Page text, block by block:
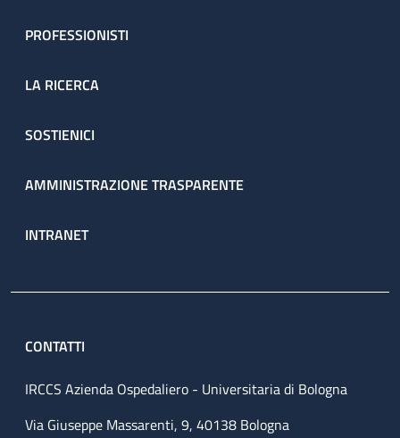
PROFESSIONISTI
LA RICERCA
SOSTIENICI
AMMINISTRAZIONE TRASPARENTE
INTRANET
CONTATTI
IRCCS Azienda Ospedaliero - Universitaria di Bologna
Via Giuseppe Massarenti, 9, 40138 Bologna